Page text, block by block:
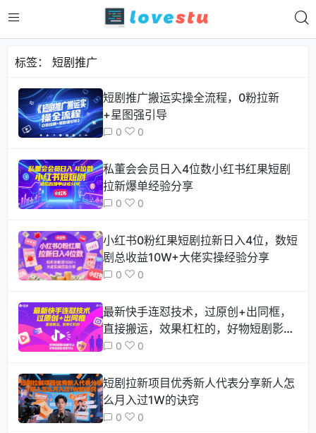
标签： 短剧推广
短剧推广搬运实操全流程，0粉拉新
+星图强引导
0 0
私董会会员日入4位数小红书红果短剧
拉新爆单经验分享
0 0
小红书0粉红果短剧拉新日入4位，数短
剧总收益10W+大佬实操经验分享
0 0
最新快手连怼技术，过原创+出同框，
直接搬运，效果杠杠的，好物短剧影视
都可以
0 0
短剧拉新项目优秀新人代表分享新人怎
么月入过1W的诀窍
0 0